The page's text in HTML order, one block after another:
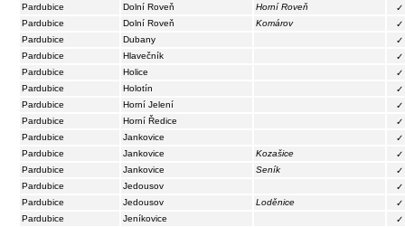
Pardubice
Dolní Roveň Horní Roveň
✓
Pardubice
Dolní Roveň Komárov
✓
Pardubice
Dubany
✓
Pardubice
Hlavečník
✓
Pardubice
Holice
✓
Pardubice
Holotín
✓
Pardubice
Horní Jelení
✓
Pardubice
Horní Ředice
✓
Pardubice
Jankovice
✓
Pardubice
Jankovice Kozašice
✓
Pardubice
Jankovice Seník
✓
Pardubice
Jedousov
✓
Pardubice
Jedousov Loděnice
✓
Pardubice
Jeníkovice
✓